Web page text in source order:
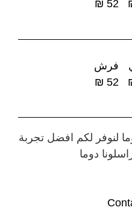
لنوفر لكم افضل تجربة
دوما
فرش
52 ₪
52 ₪